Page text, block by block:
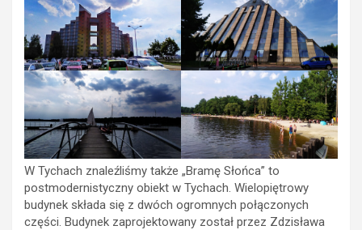
W Tychach znaleźliśmy także „Bramę Słońca” to
postmodernistyczny obiekt w Tychach. Wielopiętrowy
budynek składa się z dwóch ogromnych połączonych
części. Budynek zaprojektowany został przez Zdzisława